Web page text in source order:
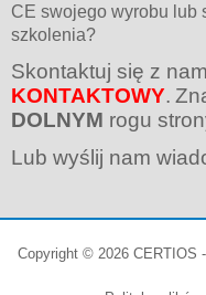
CE swojego wyrobu lub
szkolenia?
Skontaktuj się z
KONTAKTOWY.
DOLNYM rogu
Lub wyślij nam
Copyright © 2026 CERTIOS